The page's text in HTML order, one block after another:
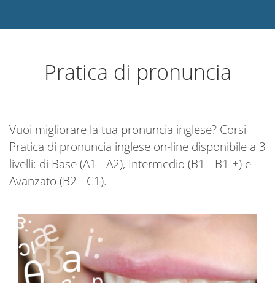
Pratica di pronuncia
Vuoi migliorare la tua pronuncia inglese? Corsi
Pratica di pronuncia inglese on-line disponibile a 3
livelli: di Base (A1 - A2), Intermedio (B1 - B1 +) e
Avanzato (B2 - C1).